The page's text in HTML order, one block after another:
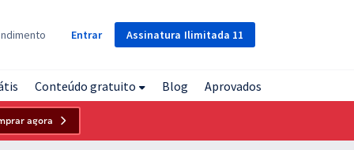
Assinatura Ilimitada 11
Entrar
Conteúdo gratuito Blog Aprovados
agora